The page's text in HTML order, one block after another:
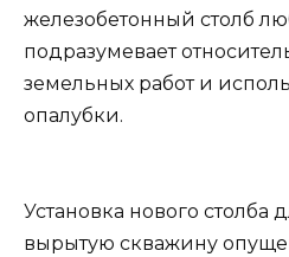
железобетонный столб
подразумевает
земельных работ и
опалубки.
Установка нового столба
вырытую скважину